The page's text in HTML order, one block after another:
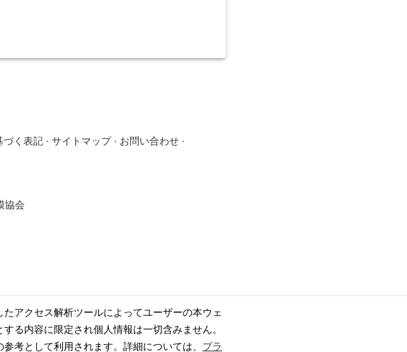
アクセス解析ツールによってユーザーの本ウェ
る内容に限定され個人情報は一切含みません。
考として利用されます。詳細については、 プラ
づく表記 · サイトマップ · お問い合わせ ·
協会